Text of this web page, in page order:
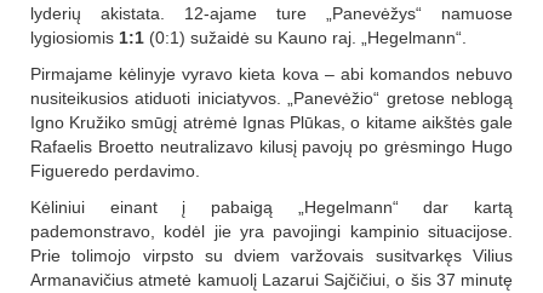
lyderių akistata. 12-ajame ture „Panevėžys“ namuose
lygiosiomis 1:1 (0:1) sužaidė su Kauno raj. „Hegelmann“.
Pirmajame kėlinyje vyravo kieta kova – abi komandos nebuvo
nusiteikusios atiduoti iniciatyvos. „Panevėžio“ gretose neblogą
Igno Kružiko smūgį atrėmė Ignas Plūkas, o kitame aikštės gale
Rafaelis Broetto neutralizavo kilusį pavojų po grėsmingo Hugo
Figueredo perdavimo.
Kėliniui einant į pabaigą „Hegelmann“ dar kartą
pademonstravo, kodėl jie yra pavojingi kampinio situacijose.
Prie tolimojo virpsto su dviem varžovais susitvarkęs Vilius
Armanavičius atmetė kamuolį Lazarui Sajčičiui, o šis 37 minutę